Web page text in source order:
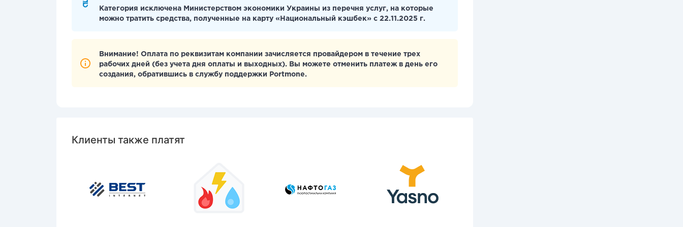
Категория исключена Министерством экономики Украины из перечня услуг, на которые
можно тратить средства, полученные на карту «Национальный кэшбек» с 22.11.2025 г.
Внимание! Оплата по реквизитам компании зачисляется провайдером в течение трех
рабочих дней (без учета дня оплаты и выходных). Вы можете отменить платеж в день его
создания, обратившись в службу поддержки Portmone.
Клиенты также платят